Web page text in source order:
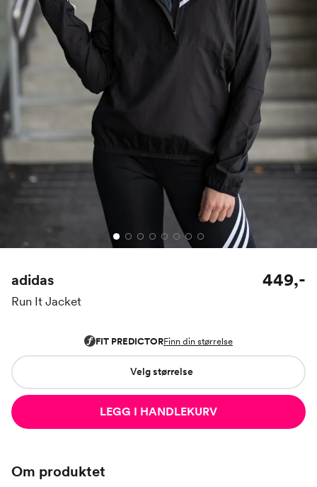
adidas
Run It Jacket
449,-
Velg størrelse
LEGG I HANDLEKURV
Om produktet